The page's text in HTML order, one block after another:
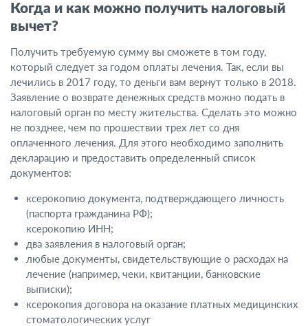
Когда и как можно получить налоговый
вычет?
Получить требуемую сумму вы сможете в том году,
который следует за годом оплаты лечения. Так, если вы
лечились в 2017 году, то деньги вам вернут только в 2018.
Заявление о возврате денежных средств можно подать в
налоговый орган по месту жительства. Сделать это можно
не позднее, чем по прошествии трех лет со дня
оплаченного лечения. Для этого необходимо заполнить
декларацию и предоставить определенный список
документов:
ксерокопию документа, подтверждающего личность
(паспорта гражданина РФ);
ксерокопию ИНН;
два заявления в налоговый орган;
любые документы, свидетельствующие о расходах на
лечение (например, чеки, квитанции, банковские
выписки);
ксерокопия договора на оказание платных медицинских
стоматологических услуг